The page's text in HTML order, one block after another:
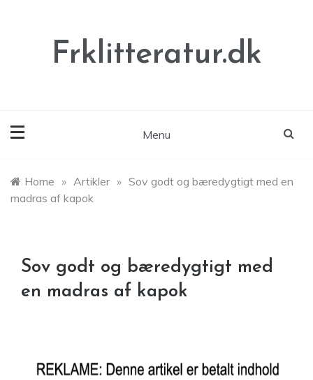
Frklitteratur.dk
Menu
Home » Artikler » Sov godt og bæredygtigt med en
madras af kapok
Sov godt og bæredygtigt med
en madras af kapok